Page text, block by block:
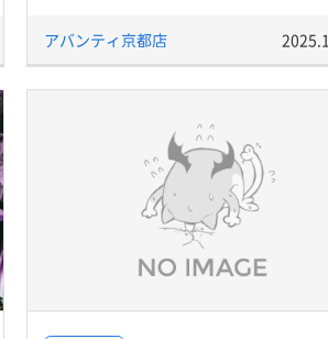
アバンティ京都店